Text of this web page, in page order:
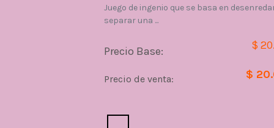
Juego de ingenio que se basa en
separar una ...
Precio Base: $
Precio de venta: $